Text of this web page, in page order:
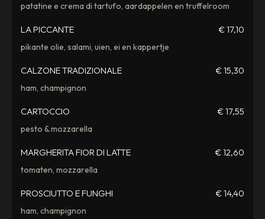
patatine e crema di tartufo, aardappelen en truffelroom
LA PICCANTE € 17,10
pikante olie, salami, uien, ei en kappertje
CALZONE TRADIZIONALE € 15,30
ham, champignon
CARTOCCIO € 17,55
pesto & mozzarella
MARGHERITA FIOR DI LATTE € 12,60
tomaten, mozzarella
PROSCIUTTO E FUNGHI € 14,40
ham, champignon